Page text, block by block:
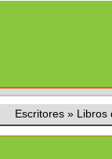
Escritores » Libros